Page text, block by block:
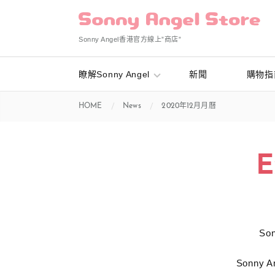
Sonny Angel香港官方線上”商店”
瞭解Sonny Angel 新聞 購物
HOME News 2020年12月月曆
Sonny